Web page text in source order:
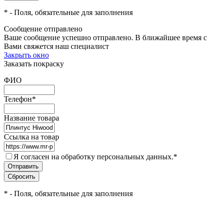
* - Поля, обязательные для заполнения
Сообщение отправлено
Ваше сообщение успешно отправлено. В ближайшее время с
Вами свяжется наш специалист
Закрыть окно
Заказать покраску
ФИО
Телефон*
Название товара
Ссылка на товар
Я согласен на обработку персональных данных.*
* - Поля, обязательные для заполнения